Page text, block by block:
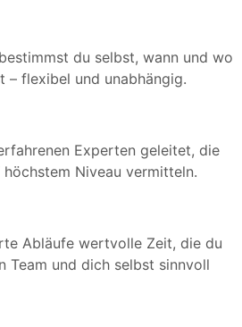
du selbst, wann und wo
– flexibel und unabhängig.
Experten geleitet, die
Niveau vermitteln.
Abläufe wertvolle Zeit, die du
Team und dich selbst sinnvoll